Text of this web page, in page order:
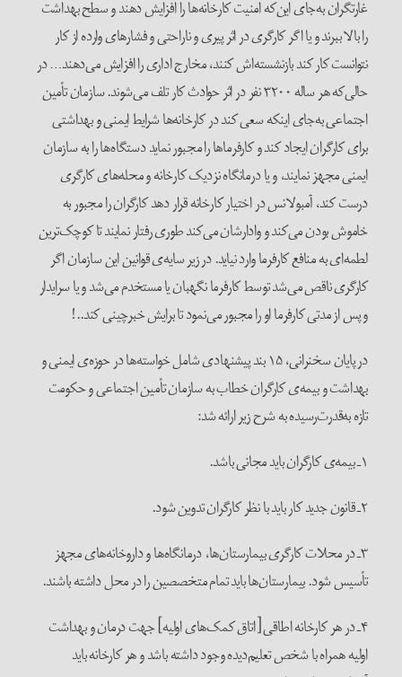
غارتگران به‌جای این‌که امنیت کارخانه‌ها را افزایش دهند و سطح بهداشت
را بالا ببرند و یا اگر کارگری در اثر پیری و ناراحتی و فشارهای وارده از کار
نتوانست کار کند بازنشسته‌اش کنند، مخارج اداری را افزایش می‌دهند… در
حالی‌که هر ساله ۳۲۰۰ نفر در اثر حوادث کار تلف می‌شوند. سازمان تأمین
اجتماعی به‌جای اینکه سعی کند در کارخانه‌ها شرایط ایمنی و بهداشتی
برای کارگران ایجاد کند و کارفرماها را مجبور نماید دستگاه‌ها را به سازمان
ایمنی مجهز نمایند، و یا درمانگاه نزدیک کارخانه و محله‌های کارگری
درست کند، آمبولانس در اختیار کارخانه قرار دهد کارگران را مجبور به
خاموش بودن می‌کند و وادارشان می‌کند طوری رفتار نمایند تا کوچک‌ترین
لطمه‌ای به منافع کارفرما وارد نیاید. در زیر سایه‌ی قوانین این سازمان اگر
کارگری ناقص می‌شد توسط کارفرما نگهبان یا مستخدم می‌شد و یا سرایدار
و پس از مدتی کارفرما او را مجبور می‌نمود تا برایش خبرچینی کند..!
در پایان سخنرانی، ۱۵ بند پیشنهادی شامل خواسته‌ها در حوزه‌ی ایمنی و
بهداشت و بیمه‌ی کارگران خطاب به سازمان تأمین اجتماعی و حکومت
تازه به‌قدرت‌رسیده به شرح زیر ارائه شد:
۱ـ بیمه‌ی کارگران باید مجانی باشد.
۲ـ قانون جدید کار باید با نظر کارگران تدوین شود.
۳ـ در محلات کارگری بیمارستان‌ها، درمانگاه‌ها و داروخانه‌های مجهز
تأسیس شود. بیمارستان‌ها باید تمام متخصصین را در محل داشته باشند.
۴ـ در هر کارخانه اطاقی [اتاق کمک‌های اولیه] جهت درمان و بهداشت
اولیه همراه با شخص تعلیم‌دیده وجود داشته باشد و هر کارخانه باید